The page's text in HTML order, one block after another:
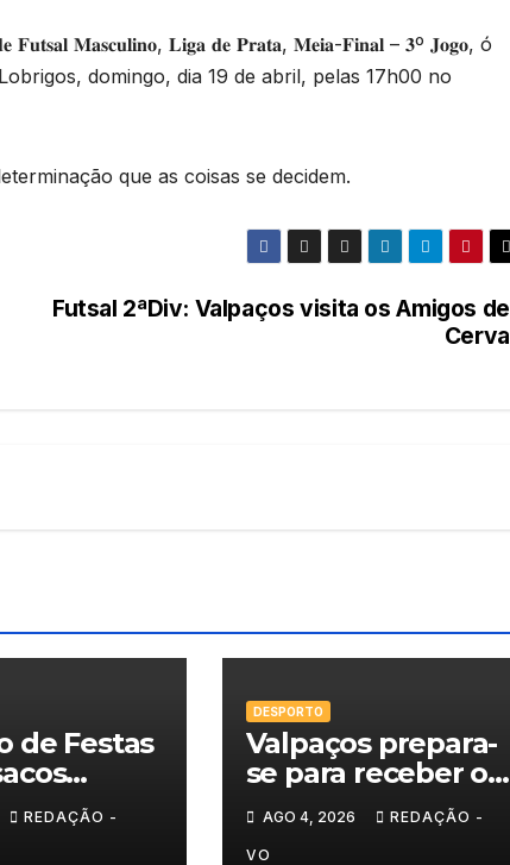
𝐌𝐚𝐬𝐜𝐮𝐥𝐢𝐧𝐨, 𝐋𝐢𝐠𝐚 𝐝𝐞 𝐏𝐫𝐚𝐭𝐚, 𝐌𝐞𝐢𝐚-𝐅𝐢𝐧𝐚𝐥 – 𝟑º 𝐉𝐨𝐠𝐨, ó
domingo, dia 19 de abril, pelas 17h00 no
que as coisas se decidem.
Futsal 2ªDiv: Valpaços visita os Amigos de
Cerva
de Festas
do
Sueca
REDAÇÃO -
DESPORTO
Valpaços prepara-
se para receber o
AGO 4, 2026 REDAÇÃO -
VO